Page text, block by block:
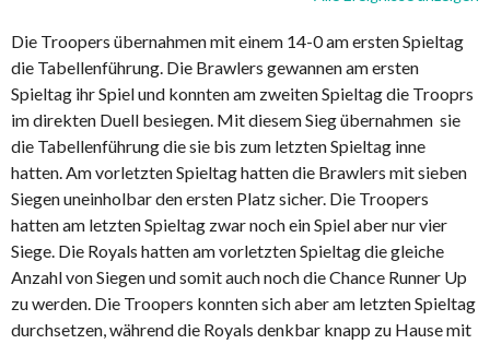
Die Troopers übernahmen mit einem 14-0 am ersten Spieltag
die Tabellenführung. Die Brawlers gewannen am ersten
Spieltag ihr Spiel und konnten am zweiten Spieltag die Trooprs
im direkten Duell besiegen. Mit diesem Sieg übernahmen sie
die Tabellenführung die sie bis zum letzten Spieltag inne
hatten. Am vorletzten Spieltag hatten die Brawlers mit sieben
Siegen uneinholbar den ersten Platz sicher. Die Troopers
hatten am letzten Spieltag zwar noch ein Spiel aber nur vier
Siege. Die Royals hatten am vorletzten Spieltag die gleiche
Anzahl von Siegen und somit auch noch die Chance Runner Up
zu werden. Die Troopers konnten sich aber am letzten Spieltag
durchsetzen, während die Royals denkbar knapp zu Hause mit